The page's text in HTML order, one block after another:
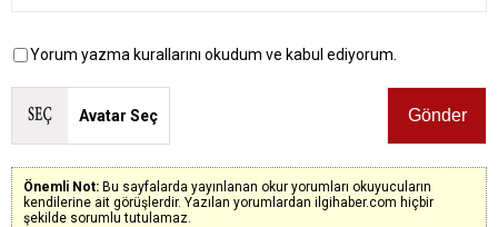
Yorum yazma kurallarını okudum ve kabul ediyorum.
Avatar Seç
Önemli Not: Bu sayfalarda yayınlanan okur yorumları okuyucuların
kendilerine ait görüşlerdir. Yazılan yorumlardan ilgihaber.com hiçbir
şekilde sorumlu tutulamaz.